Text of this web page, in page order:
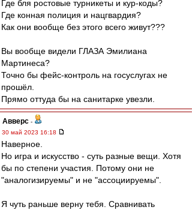
Где бля ростовые турникеты и кур-коды?
Где конная полиция и нацгвардия?
Как они вообще без этого всего живут???
Вы вообще видели ГЛАЗА Эмилиана
Мартинеса?
Точно бы фейс-контроль на госуслугах не
прошёл.
Прямо оттуда бы на санитарке увезли.
Авверс -
30 май 2023 16:18
Наверное.
Но игра и искусство - суть разные вещи. Хотя
бы по степени участия. Потому они не
"аналогизируемы" и не "ассоциируемы".
Я чуть раньше верну тебя. Сравнивать